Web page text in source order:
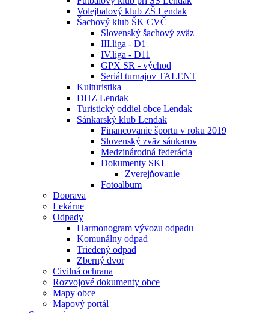
Volejbalový klub ZŠ Lendak
Šachový klub ŠK CVČ
Slovenský šachový zväz
III.liga - D1
IV.liga - D11
GPX SR - východ
Seriál turnajov TALENT
Kulturistika
DHZ Lendak
Turistický oddiel obce Lendak
Sánkarský klub Lendak
Financovanie športu v roku 2019
Slovenský zväz sánkarov
Medzinárodná federácia
Dokumenty SKL
Zverejňovanie
Fotoalbum
Doprava
Lekárne
Odpady
Harmonogram vývozu odpadu
Komunálny odpad
Triedený odpad
Zberný dvor
Civilná ochrana
Rozvojové dokumenty obce
Mapy obce
Mapový portál